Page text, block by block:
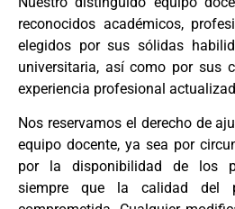
reconocidos académicos,
elegidos por sus sólidas
universitaria, así como por sus
experiencia profesional
Nos reservamos el derecho de
equipo docente, ya sea por
por la disponibilidad de los
siempre que la calidad del